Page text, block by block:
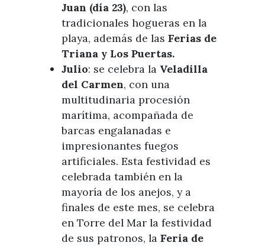
Juan (día 23), con las
tradicionales hogueras en la
playa, además de las Ferias de
Triana y Los Puertas.
Julio: se celebra la Veladilla
del Carmen, con una
multitudinaria procesión
marítima, acompañada de
barcas engalanadas e
impresionantes fuegos
artificiales. Esta festividad es
celebrada también en la
mayoría de los anejos, y a
finales de este mes, se celebra
en Torre del Mar la festividad
de sus patronos, la Feria de